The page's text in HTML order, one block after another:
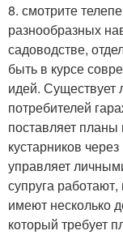
8. смотрите
разнообразных
садоводстве,
быть в курсе
идей. Существует
потребителей
поставляет
кустарников
управляет
супруга
имеют несколько
который требует